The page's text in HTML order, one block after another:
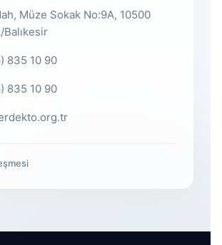
Müze Sokak No:9A, 10500
Balıkesir
835 10 90
835 10 90